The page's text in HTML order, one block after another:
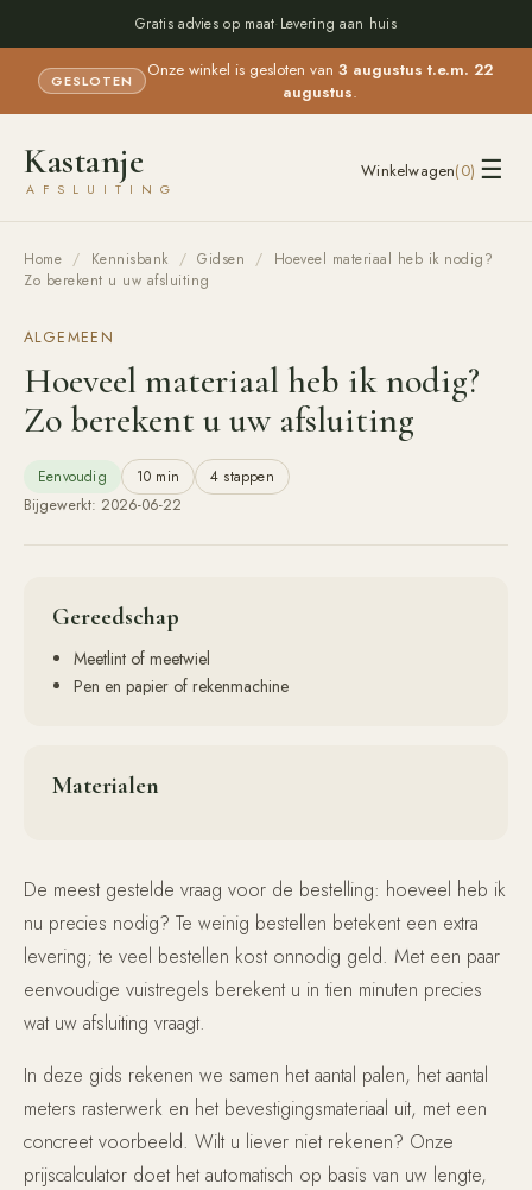
Gratis advies op maat· Levering aan huis
GESLOTEN Onze winkel is gesloten van 3 augustus t.e.m. 22
augustus.
☰
Kastanje
AFSLUITING
Winkelwagen(0)
Home / Kennisbank / Gidsen /
Hoeveel materiaal heb ik nodig?
Zo berekent u uw afsluiting
ALGEMEEN
Hoeveel materiaal heb ik nodig?
Zo berekent u uw afsluiting
Eenvoudig 10 min 4 stappen
Bijgewerkt: 2026-06-22
Gereedschap
Meetlint of meetwiel
Pen en papier of rekenmachine
Materialen
De meest gestelde vraag voor de bestelling: hoeveel heb ik
nu precies nodig? Te weinig bestellen betekent een extra
levering; te veel bestellen kost onnodig geld. Met een paar
eenvoudige vuistregels berekent u in tien minuten precies
wat uw afsluiting vraagt.
In deze gids rekenen we samen het aantal palen, het aantal
meters rasterwerk en het bevestigingsmateriaal uit, met een
concreet voorbeeld. Wilt u liever niet rekenen? Onze
prijscalculator doet het automatisch op basis van uw lengte,